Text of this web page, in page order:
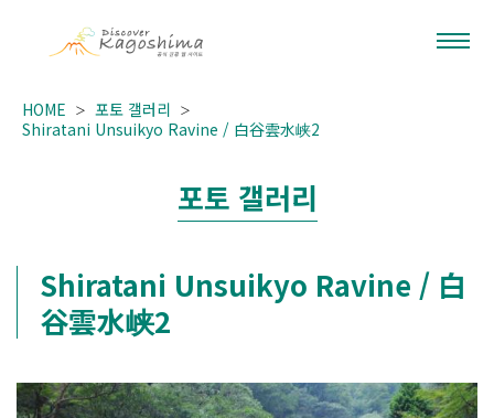
HOME
포토 갤러리
Shiratani Unsuikyo Ravine / 白谷雲水峡2
포토 갤러리
Shiratani Unsuikyo Ravine / 白
谷雲水峡2